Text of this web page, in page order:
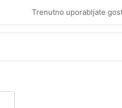
Trenutno uporabljate